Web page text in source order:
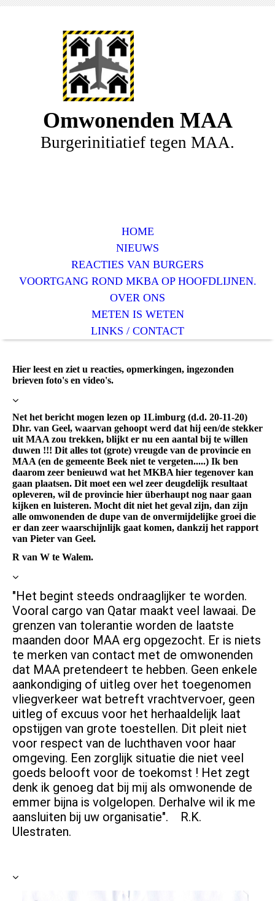
Omwonenden MAA
Burgerinitiatief tegen MAA.
HOME
NIEUWS
REACTIES VAN BURGERS
VOORTGANG ROND MKBA OP HOOFDLIJNEN.
OVER ONS
METEN IS WETEN
LINKS / CONTACT
Hier leest en ziet u reacties, opmerkingen, ingezonden
brieven foto's en video's.
Net het bericht mogen lezen op 1Limburg (d.d. 20-11-20)
Dhr. van Geel, waarvan gehoopt werd dat hij een/de stekker
uit MAA zou trekken, blijkt er nu een aantal bij te willen
duwen !!! Dit alles tot (grote) vreugde van de provincie en
MAA (en de gemeente Beek niet te vergeten.....) Ik ben
daarom zeer benieuwd wat het MKBA hier tegenover kan
gaan plaatsen. Dit moet een wel zeer deugdelijk resultaat
opleveren, wil de provincie hier überhaupt nog naar gaan
kijken en luisteren. Mocht dit niet het geval zijn, dan zijn
alle omwonenden de dupe van de onvermijdelijke groei die
er dan zeer waarschijnlijk gaat komen, dankzij het rapport
van Pieter van Geel.
R van W te Walem.
"Het begint steeds ondraaglijker te worden.
Vooral cargo van Qatar maakt veel lawaai. De
grenzen van tolerantie worden de laatste
maanden door MAA erg opgezocht. Er is niets
te merken van contact met de omwonenden
dat MAA pretendeert te hebben. Geen enkele
aankondiging of uitleg over het toegenomen
vliegverkeer wat betreft vrachtvervoer, geen
uitleg of excuus voor het herhaaldelijk laat
opstijgen van grote toestellen. Dit pleit niet
voor respect van de luchthaven voor haar
omgeving. Een zorglijk situatie die niet veel
goeds belooft voor de toekomst ! Het zegt
denk ik genoeg dat bij mij als omwonende de
emmer bijna is volgelopen. Derhalve wil ik me
aansluiten bij uw organisatie". R.K.
Ulestraten.